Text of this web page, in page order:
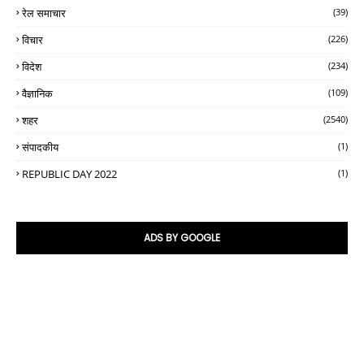
रेल समाचार (39)
विचार (226)
विदेश (234)
वैज्ञानिक (109)
शहर (2540)
संपादकीय (1)
REPUBLIC DAY 2022 (1)
ADS BY GOOGLE